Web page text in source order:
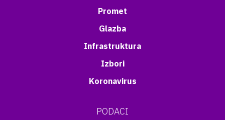
Promet
Glazba
Infrastruktura
Izbori
Koronavirus
PODACI